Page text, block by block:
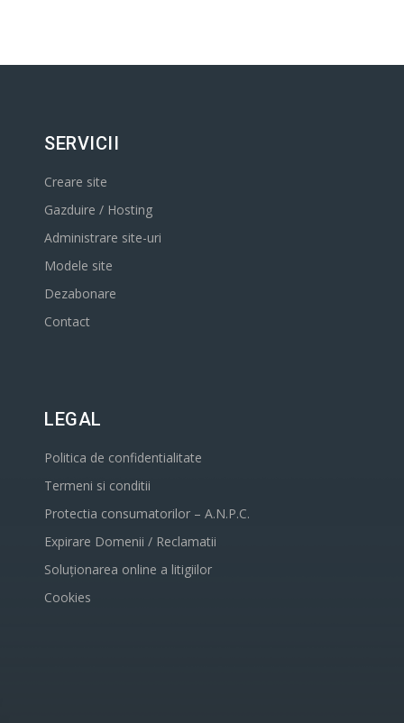
SERVICII
Creare site
Gazduire / Hosting
Administrare site-uri
Modele site
Dezabonare
Contact
LEGAL
Politica de confidentialitate
Termeni si conditii
Protectia consumatorilor – A.N.P.C.
Expirare Domenii / Reclamatii
Soluționarea online a litigiilor
Cookies